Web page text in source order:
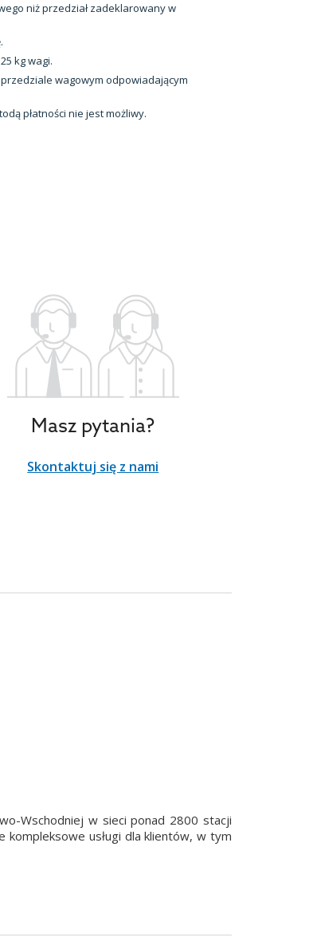
niż przedział zadeklarowany w
kg wagi.
wagowym odpowiadającym
płatności nie jest możliwy.
Masz pytania?
Skontaktuj się z nami
Wschodniej w sieci ponad 2800 stacji
kompleksowe usługi dla klientów, w tym